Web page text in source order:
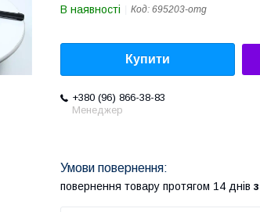
В наявності Код: 695203-omg
Купити
+380 (96) 866-38-83
Менеджер
повернення товару протягом 14 днів